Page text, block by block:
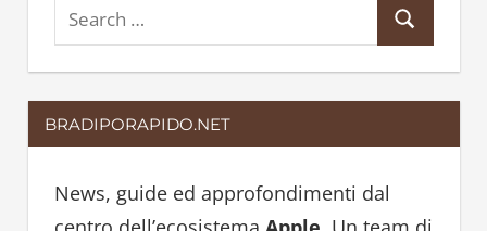
e
a
r
c
e
a
BRADIPORAPIDO.NET
News, guide ed approfondimenti dal